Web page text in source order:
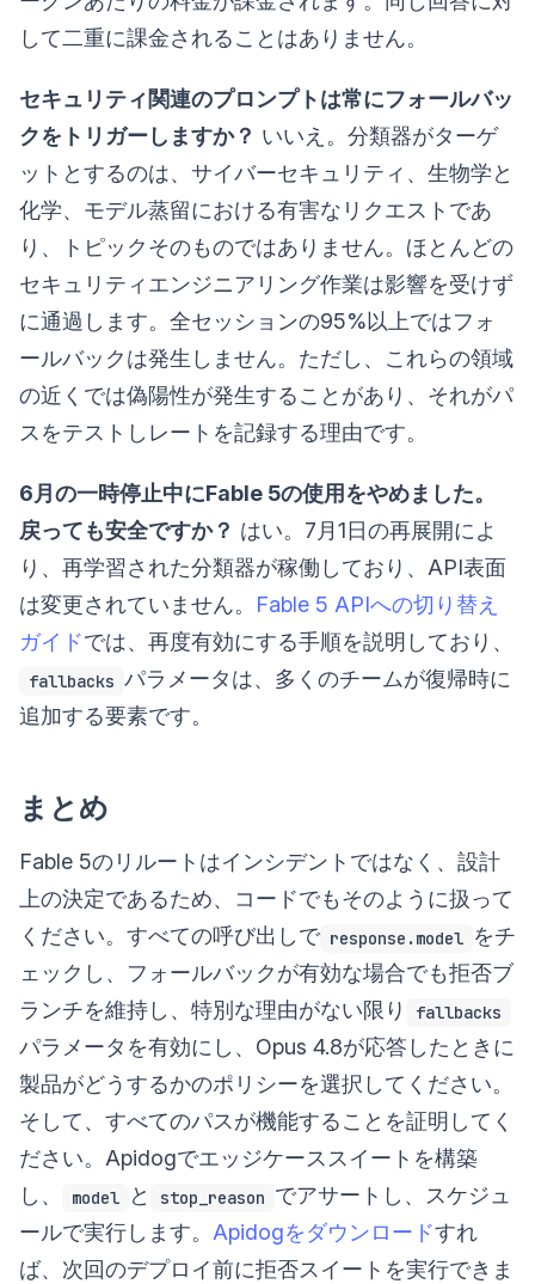
して二重に課金されることはありません。
セキュリティ関連のプロンプトは常にフォールバッ
クをトリガーしますか？ いいえ。分類器がターゲ
ットとするのは、サイバーセキュリティ、生物学と
化学、モデル蒸留における有害なリクエストであ
り、トピックそのものではありません。ほとんどの
セキュリティエンジニアリング作業は影響を受けず
に通過します。全セッションの95%以上ではフォ
ールバックは発生しません。ただし、これらの領域
の近くでは偽陽性が発生することがあり、それがパ
スをテストしレートを記録する理由です。
6月の一時停止中にFable 5の使用をやめました。
戻っても安全ですか？ はい。7月1日の再展開によ
り、再学習された分類器が稼働しており、API表面
は変更されていません。 Fable 5 APIへの切り替え
ガイドでは、再度有効にする手順を説明しており、
fallbacks パラメータは、多くのチームが復帰時に
追加する要素です。
まとめ
Fable 5のリルートはインシデントではなく、設計
上の決定であるため、コードでもそのように扱って
ください。すべての呼び出しで response.model をチ
ェックし、フォールバックが有効な場合でも拒否ブ
ランチを維持し、特別な理由がない限り
fallbacks
パラメータを有効にし、Opus 4.8が応答したときに
製品がどうするかのポリシーを選択してください。
そして、すべてのパスが機能することを証明してく
ださい。Apidogでエッジケーススイートを構築
し、
model と stop_reason でアサートし、スケジュ
ールで実行します。 Apidogをダウンロードすれ
ば、次回のデプロイ前に拒否スイートを実行できま